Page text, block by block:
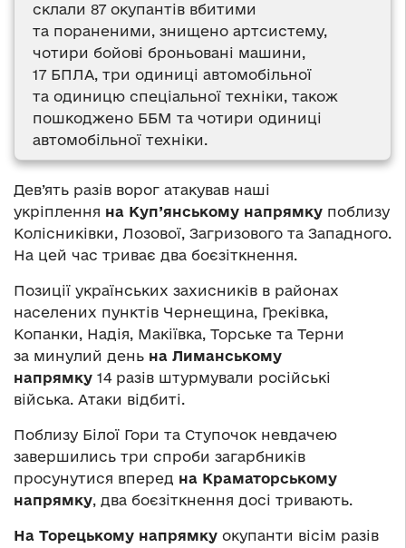
склали 87 окупантів вбитими
та пораненими, знищено артсистему,
чотири бойові броньовані машини,
17 БПЛА, три одиниці автомобільної
та одиницю спеціальної техніки, також
пошкоджено ББМ та чотири одиниці
автомобільної техніки.
Дев’ять разів ворог атакував наші
укріплення на Куп’янському напрямку поблизу
Колісниківки, Лозової, Загризового та Западного.
На цей час триває два боєзіткнення.
Позиції українських захисників в районах
населених пунктів Чернещина, Греківка,
Копанки, Надія, Макіївка, Торське та Терни
за минулий день на Лиманському
напрямку 14 разів штурмували російські
війська. Атаки відбиті.
Поблизу Білої Гори та Ступочок невдачею
завершились три спроби загарбників
просунутися вперед на Краматорському
напрямку, два боєзіткнення досі тривають.
На Торецькому напрямку окупанти вісім разів